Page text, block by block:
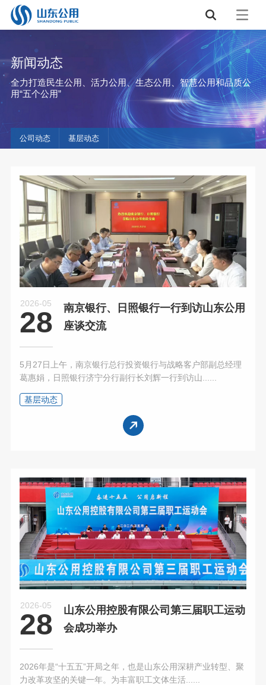
新闻动态
全力打造民生公用、活力公用、生态公用、智慧公用和品质公
用“五个公用”
公司动态 基层动态
2026-05
28
南京银行、日照银行一行到访山东公用
座谈交流
5月27日上午，南京银行总行投资银行与战略客户部副总经理
葛惠娟，日照银行济宁分行副行长刘辉一行到访山......
基层动态
2026-05
28
山东公用控股有限公司第三届职工运动
会成功举办
2026年是“十五五”开局之年，也是山东公用深耕产业转型、聚
力改革攻坚的关键一年。为丰富职工文体生活......